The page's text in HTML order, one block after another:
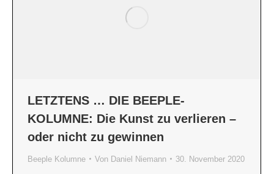
LETZTENS … DIE BEEPLE-
KOLUMNE: Die Kunst zu verlieren –
oder nicht zu gewinnen
Beeple Kolumne Von Daniel Niemann 30. November 2020